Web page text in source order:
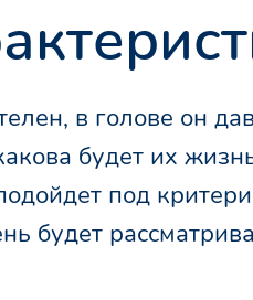
в голове он
будет их
под
будет